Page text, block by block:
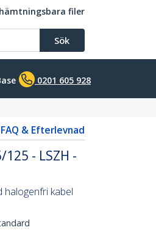
filer
Sök
0201 605 928
FAQ & Efterlevnad
- LSZH -
kabel